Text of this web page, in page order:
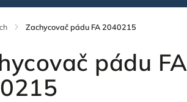
/ Zachycovač pádu FA 2040215
pádu FA